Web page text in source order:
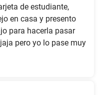
de estudiante,
en casa y presento
para hacerla pasar
pero yo lo pase muy